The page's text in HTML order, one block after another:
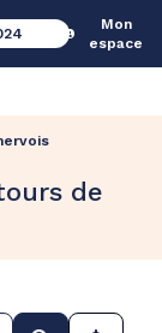
Mon
espace
de